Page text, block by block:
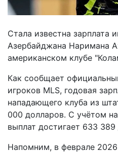
Стала известна зарплата
Азербайджана Наримана
американском клубе
Как сообщает
игроков MLS, годовая
нападающего клуба из
000 долларов. С учётом
выплат достигает 633 389
Напомним, в феврале